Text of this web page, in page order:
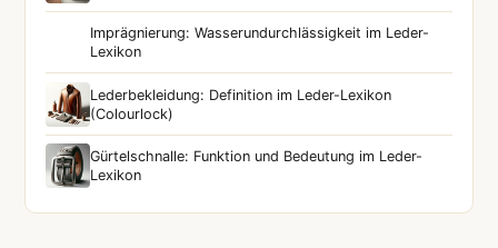
Imprägnierung: Wasserundurchlässigkeit im Leder-
Lexikon
Lederbekleidung: Definition im Leder-Lexikon
(Colourlock)
Gürtelschnalle: Funktion und Bedeutung im Leder-
Lexikon